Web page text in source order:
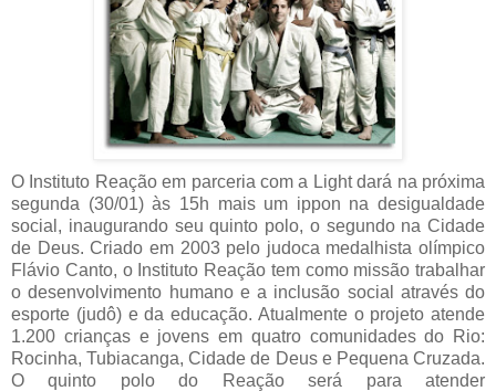
O Instituto Reação em parceria com a Light dará na próxima
segunda (30/01) às 15h mais um ippon na desigualdade
social, inaugurando seu quinto polo, o segundo na Cidade
de Deus. Criado em 2003 pelo judoca medalhista olímpico
Flávio Canto, o Instituto Reação tem como missão trabalhar
o desenvolvimento humano e a inclusão social através do
esporte (judô) e da educação. Atualmente o projeto atende
1.200 crianças e jovens em quatro comunidades do Rio:
Rocinha, Tubiacanga, Cidade de Deus e Pequena Cruzada.
O quinto polo do Reação será para atender